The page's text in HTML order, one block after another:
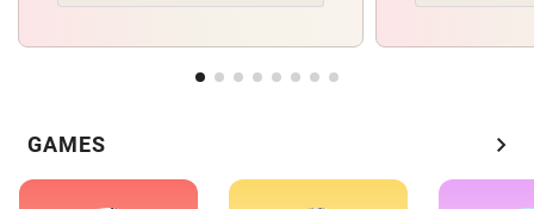
GAMES chevron_right